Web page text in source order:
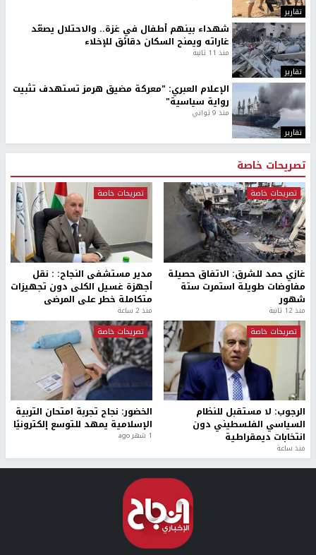
تقارير
تقارير
شهداء بينهم أطفال في غزة.. والاحتلال يصعّد
غاراته ويمنح السكان دقائق للإخلاء
منذ 11 ثانية
تقارير
الإعلام العبري: "معركة مضيق هرمز تستهدف تثبيت
رواية سياسية"
منذ 9 ثواني
تصريحات خاصة
تصريحات خاصة
غازي حمد للشرق: الاتفاق حصيلة
مفاوضات طويلة استمرت ستة
شهور
منذ 12 ثانية
تصريحات خاصة
مدير مستشفى النجاح: : نقل
أجهزة غسيل الكلى دون تجهيزات
متكاملة خطر على المرضى
منذ 2 ساعة
تصريحات خاصة
الرجوب: لا مستقبل للنظام
السياسي الفلسطيني دون
انتخابات ديمقراطية
منذ ساعة
تصريحات خاصة
الخضور: نجاح تجربة امتحان التربية
الإسلامية يمهد للتوسع إلكترونيًا
1 شهر ago